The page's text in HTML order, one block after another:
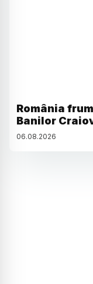
România
Banilor
06.08.2026